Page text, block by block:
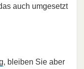
auch umgesetzt
, bleiben Sie aber